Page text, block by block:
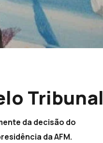
Tribunal
da decisão do
da AFM.